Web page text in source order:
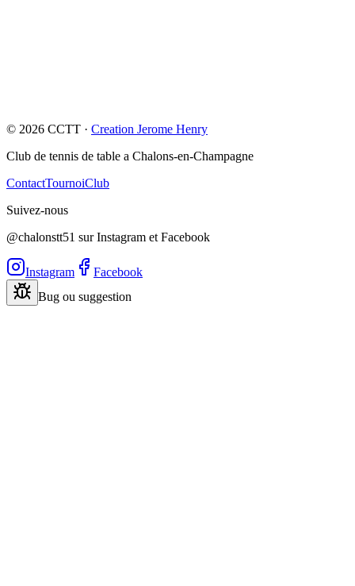
© 2026 CCTT · Creation Jerome Henry
Club de tennis de table a Chalons-en-Champagne
ContactTournoiClub
Suivez-nous
@chalonstt51 sur Instagram et Facebook
Instagram
Facebook
Bug ou suggestion